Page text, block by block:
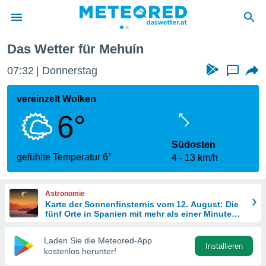
wurde
dass
sind.
diese
Das Wetter für Mehuín
07:32 Donnerstag ...
vereinzelt Wolken
6°
gefühlte Temperatur 6°
Südosten
4
13 km/h
Astronomie
Karte der Sonnenfinsternis vom 12. August: Die
fünf Orte in Spanien mit mehr als einer Minute
Laden Sie die Meteored-App
kostenlos herunter!
Installieren